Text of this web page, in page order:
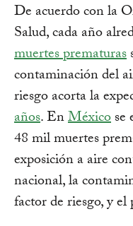
De acuerdo con la
Salud, cada año
muertes prematuras
contaminación del
riesgo acorta la
años. EnMéxicose
48 mil muertes
exposición a aire
nacional, la
factor de riesgo, y